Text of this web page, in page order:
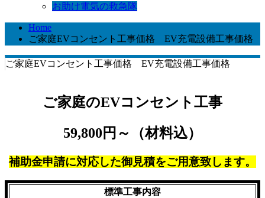
お助け電気の救急隊
Home
ご家庭EVコンセント工事価格 EV充電設備工事価格
ご家庭EVコンセント工事価格 EV充電設備工事価格
ご家庭のEVコンセント工事
59,800円～（材料込）
補助金申請に対応した御見積をご用意致します。
標準工事内容